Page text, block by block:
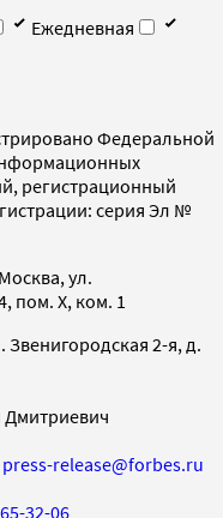
Ежедневная
Федеральной
регистрационный
серия Эл №
ул.
пом. X, ком. 1
Звенигородская 2-я, д.
Дмитриевич
press-release@forbes.ru
32-06